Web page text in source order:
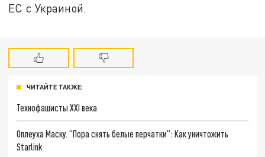
ЕС с Украиной.
ЧИТАЙТЕ ТАКЖЕ:
Технофашисты XXI века
Оплеуха Маску. "Пора снять белые перчатки": Как уничтожить
Starlink